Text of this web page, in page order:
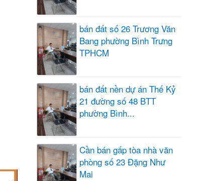
bán đất số 26 Trương Văn
Bang phường Bình Trưng
TPHCM
bán đất nền dự án Thế Kỷ
21 đường số 48 BTT
phường Bình...
Cần bán gấp tòa nhà văn
phòng số 23 Đặng Như
Mai